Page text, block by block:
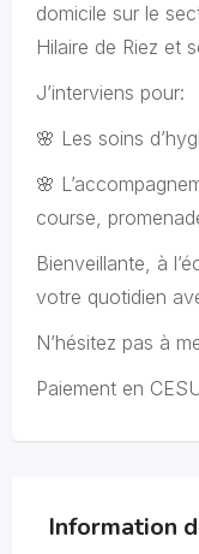
domicile sur le
Hilaire de Riez et
J’interviens pour:
🌸 Les soins
🌸
course,
Bienveillante, à
votre quotidien
N’hésitez pas à
Paiement en
Information